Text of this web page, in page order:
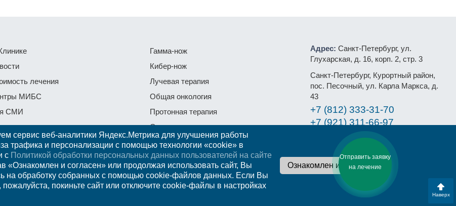
лечения
МИБС
СМИ
вычет
Гамма-нож
Кибер-нож
Лучевая терапия
Общая онкология
Протонная терапия
Отзывы
Контакты и консультации
Вопросы и ответы
Адрес: Санкт-Петербург, ул.
Глухарская, д. 16, корп. 2, стр. 3
Санкт-Петербург, Курортный район,
пос. Песочный, ул. Карла Маркса, д.
43
+7 (812) 333-31-70
+7 (921) 311-66-97
rs@ldc.ru
Информация о медицинской организацииНаверх
Отправить заявку
на лечение
сервис веб-аналитики Яндекс.Метрика для улучшения работы
трафика и персонализации с помощью технологии «cookie» в
с Политикой обработки персональных данных пользователей на сайте
«Ознакомлен и согласен» или продолжая использовать сайт, Вы
на обработку собранных с помощью cookie-файлов данных. Если Вы
пожалуйста, покиньте сайт или отключите cookie-файлы в настройках